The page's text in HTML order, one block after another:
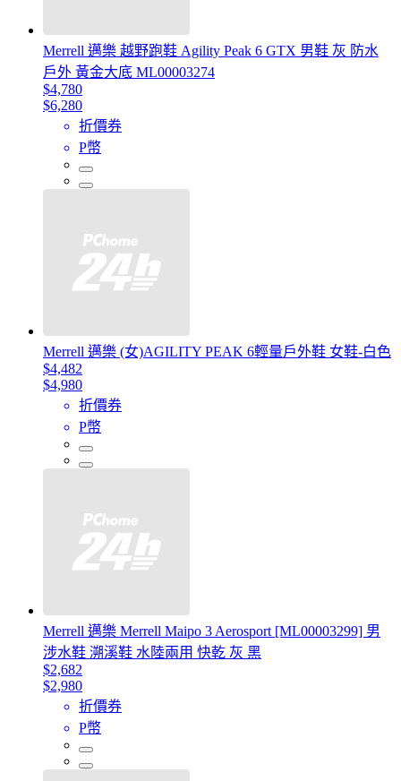
Merrell 邁樂 越野跑鞋 Agility Peak 6 GTX 男鞋 灰 防水
戶外 黃金大底 ML00003274
$4,780
$6,280
折價券
P幣
Merrell 邁樂 (女)AGILITY PEAK 6輕量戶外鞋 女鞋-白色
$4,482
$4,980
折價券
P幣
Merrell 邁樂 Merrell Maipo 3 Aerosport [ML00003299] 男
涉水鞋 溯溪鞋 水陸兩用 快乾 灰 黑
$2,682
$2,980
折價券
P幣